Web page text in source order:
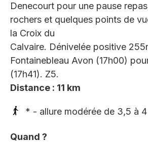
Denecourt pour une pause
rochers et quelques points de
la Croix du
Calvaire. Dénivelée positive
Fontainebleau Avon (17h00)
(17h41). Z5.
Distance : 11 km
* - allure modérée de 3,5 à
Quand ?